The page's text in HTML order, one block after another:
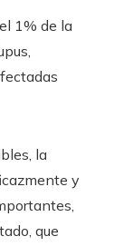
1% de la
la
y
que